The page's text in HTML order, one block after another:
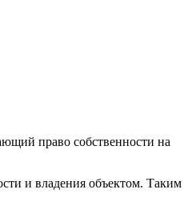
право собственности на
и владения объектом. Таким